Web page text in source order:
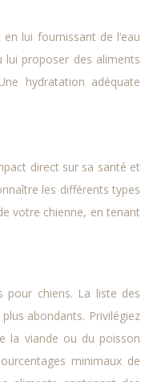
lui fournissant de l’eau
lui proposer des aliments
hydratation adéquate
direct sur sa santé et
les différents types
votre chienne, en tenant
pour chiens. La liste des
abondants. Privilégiez
la viande ou du poisson
minimaux de